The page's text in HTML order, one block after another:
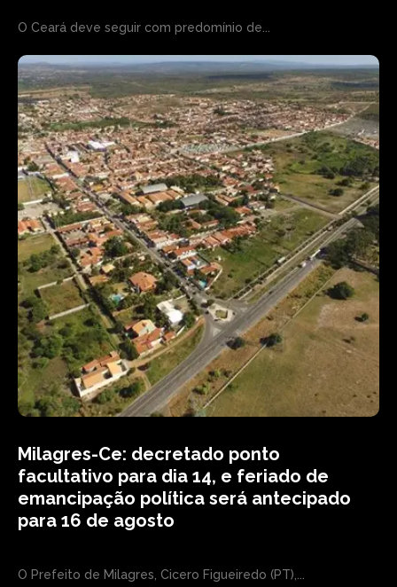
O Ceará deve seguir com predomínio de...
Milagres-Ce: decretado ponto
facultativo para dia 14, e feriado de
emancipação política será antecipado
para 16 de agosto
O Prefeito de Milagres, Cicero Figueiredo (PT),...